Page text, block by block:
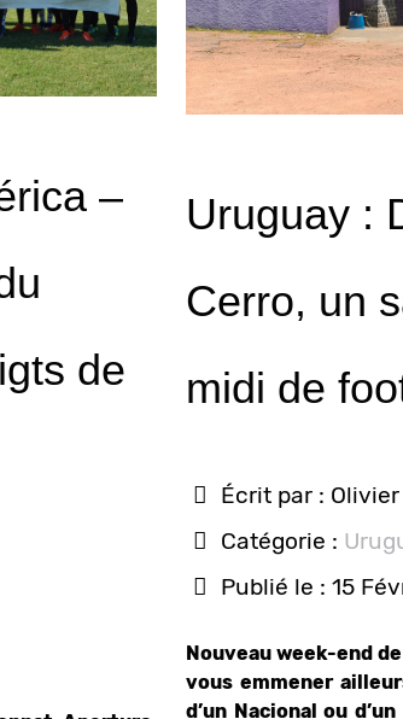
–
de
Uruguay :
Cerro, un
midi de
Écrit par :
Catégorie :
Publié le : 15
Nouveau week-end
vous emmener
d’un Nacional ou